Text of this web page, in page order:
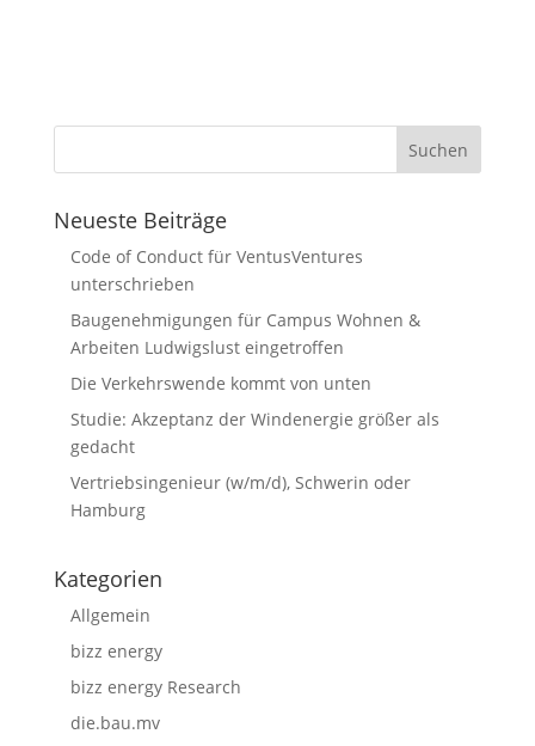
Neueste Beiträge
Code of Conduct für VentusVentures
unterschrieben
Baugenehmigungen für Campus Wohnen &
Arbeiten Ludwigslust eingetroffen
Die Verkehrswende kommt von unten
Studie: Akzeptanz der Windenergie größer als
gedacht
Vertriebsingenieur (w/m/d), Schwerin oder
Hamburg
Kategorien
Allgemein
bizz energy
bizz energy Research
die.bau.mv